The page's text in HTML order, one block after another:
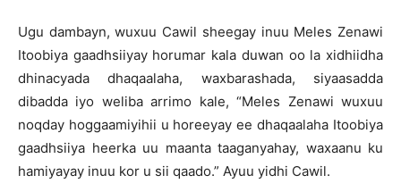
Ugu dambayn, wuxuu Cawil sheegay inuu Meles Zenawi
Itoobiya gaadhsiiyay horumar kala duwan oo la xidhiidha
dhinacyada dhaqaalaha, waxbarashada, siyaasadda
dibadda iyo weliba arrimo kale, “Meles Zenawi wuxuu
noqday hoggaamiyihii u horeeyay ee dhaqaalaha Itoobiya
gaadhsiiya heerka uu maanta taaganyahay, waxaanu ku
hamiyayay inuu kor u sii qaado.” Ayuu yidhi Cawil.